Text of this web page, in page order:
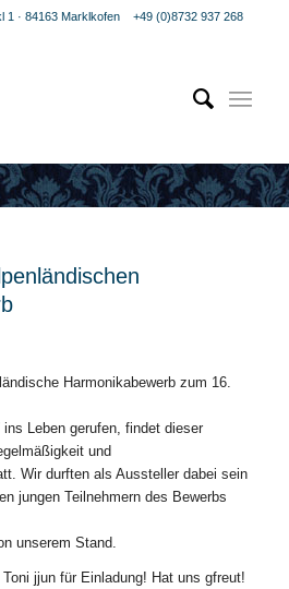
1 · 84163 Marklkofen+49 (0)8732 937 268
Harmonikabewerb zum 16.
Leben gerufen, findet dieser
und
Wir durften als Aussteller dabei sein
jungen Teilnehmern des Bewerbs
unserem Stand.
Toni jjun für Einladung! Hat uns gfreut!